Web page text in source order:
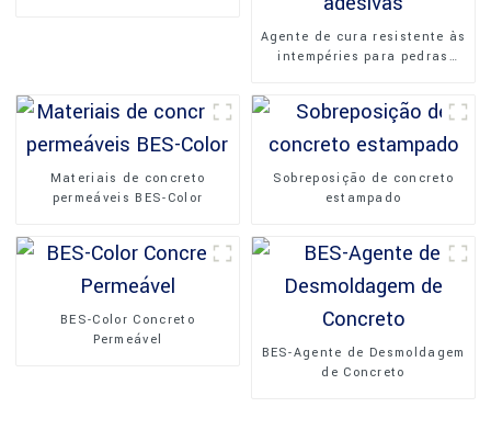
Agente de cura resistente às
intempéries para pedras
Materiais de concreto
permeáveis ​​​​BES-Color
Sobreposição de concreto
estampado
BES-Color Concreto
Permeável
BES-Agente de Desmoldagem
de Concreto